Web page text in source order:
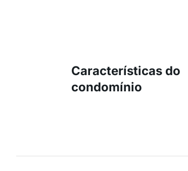
Características do
condomínio